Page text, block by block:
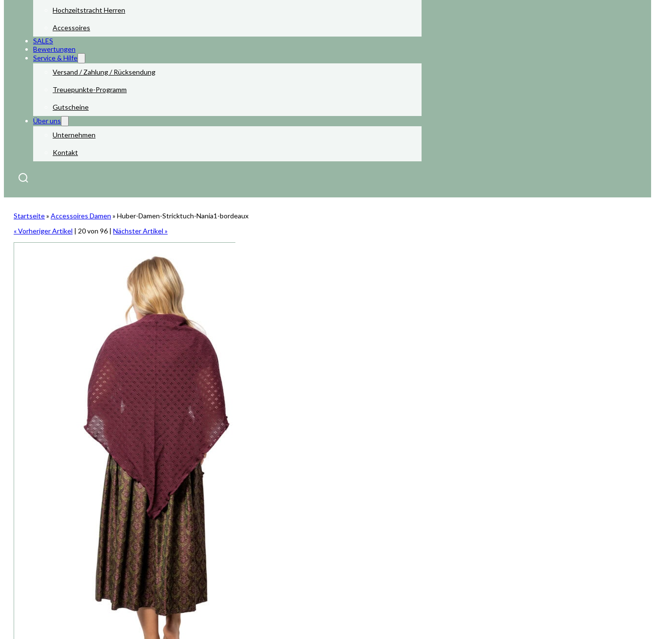
Hochzeitstracht Herren
Accessoires
SALES
Bewertungen
Service & Hilfe
Versand / Zahlung / Rücksendung
Treuepunkte-Programm
Gutscheine
Über uns
Unternehmen
Kontakt
Startseite» Accessoires Damen » Huber-Damen-Stricktuch-Nania1-bordeaux
« Vorheriger Artikel | 20 von 96 | Nächster Artikel »